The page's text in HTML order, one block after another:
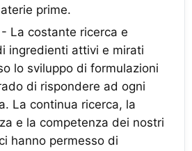
prime.
- La costante ricerca e
ingredienti attivi e mirati
lo sviluppo di formulazioni
di rispondere ad ogni
La continua ricerca, la
e la competenza dei nostri
hanno permesso di